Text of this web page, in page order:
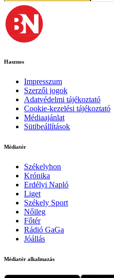
Hasznos
Impresszum
Szerzői jogok
Adatvédelmi tájékoztató
Cookie-kezelési tájékoztató
Médiaajánlat
Sütibeállítások
Médiatér
Székelyhon
Krónika
Erdélyi Napló
Liget
Székely Sport
Nőileg
Főtér
Rádió GaGa
Jóállás
Médiatér alkalmazás